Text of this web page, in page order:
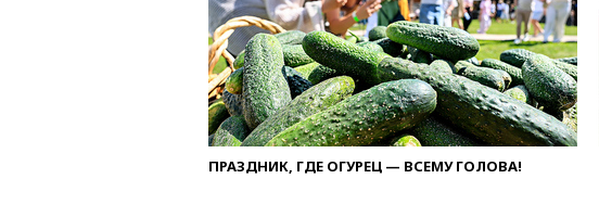
ПРАЗДНИК, ГДЕ ОГУРЕЦ — ВСЕМУ ГОЛОВА!